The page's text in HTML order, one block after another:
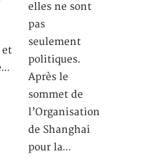
et
elles ne sont
pas
seulement
politiques.
Après le
sommet de
l’Organisation
de Shanghai
pour la…